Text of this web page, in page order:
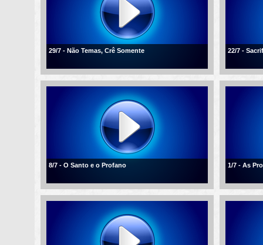
29/7 - Não Temas, Crê Somente 22/7 -
8/7 - O Santo e o Profano 1/7 - As